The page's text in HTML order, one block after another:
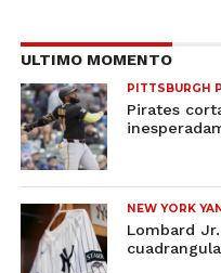
ULTIMO MOMENTO
PITTSBURGH
Pirates
NEW YORK
Lombard